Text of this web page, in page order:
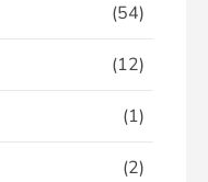
(54)
(12)
(1)
(2)